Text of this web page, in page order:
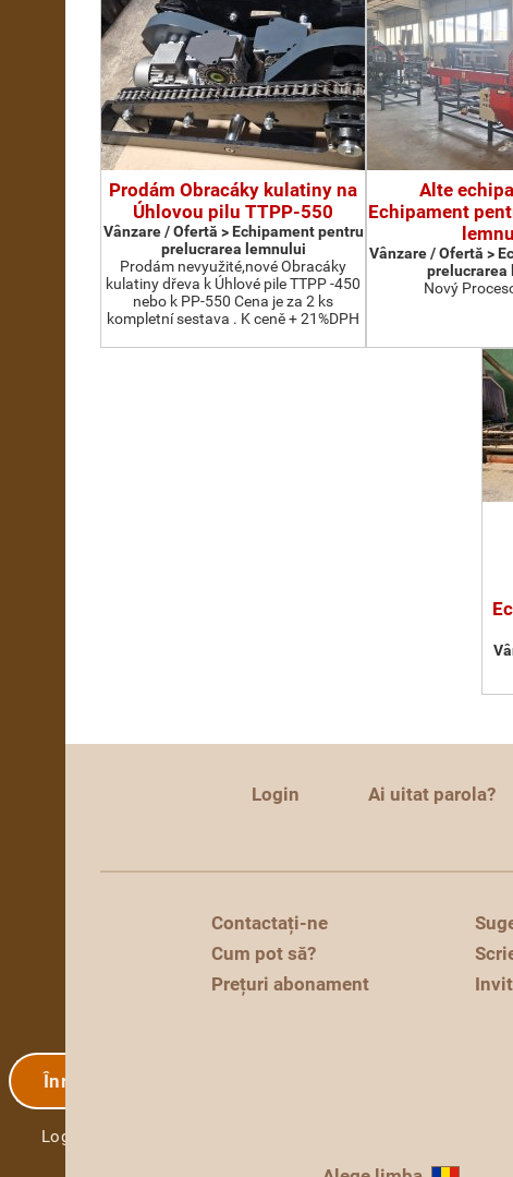
Înregistrare
Login
Prodám Obracáky kulatiny na
Úhlovou pilu TTPP-550
Vânzare / Ofertă > Echipament pentru
prelucrarea lemnului
Prodám nevyužité,nové Obracáky
kulatiny dřeva k Úhlové pile TTPP -450
nebo k PP-550 Cena je za 2 ks
kompletní sestava . K ceně + 21%DPH
Alte
Echipament
Vânzare / Ofertă >
prelucrarea
Nový
Login Ai uitat parola?
Contactați-ne
Cum pot să?
Prețuri abonament